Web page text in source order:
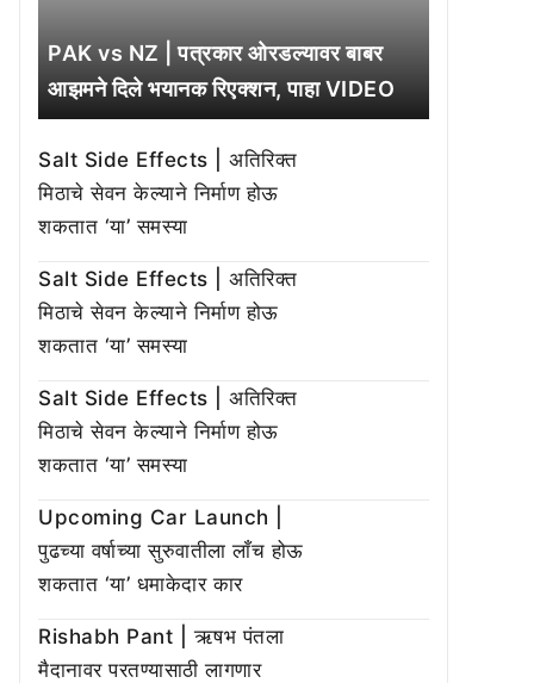
PAK vs NZ | पत्रकार ओरडल्यावर बाबर
आझमने दिले भयानक रिएक्शन, पाहा VIDEO
Salt Side Effects | अतिरिक्त
मिठाचे सेवन केल्याने निर्माण होऊ
शकतात ‘या’ समस्या
Salt Side Effects | अतिरिक्त
मिठाचे सेवन केल्याने निर्माण होऊ
शकतात ‘या’ समस्या
Salt Side Effects | अतिरिक्त
मिठाचे सेवन केल्याने निर्माण होऊ
शकतात ‘या’ समस्या
Upcoming Car Launch |
पुढच्या वर्षाच्या सुरुवातीला लाँच होऊ
शकतात ‘या’ धमाकेदार कार
Rishabh Pant | ऋषभ पंतला
मैदानावर परतण्यासाठी लागणार